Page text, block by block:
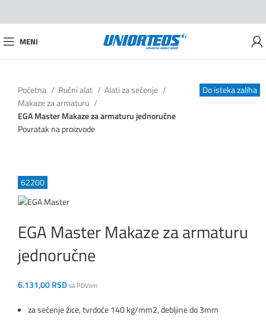
MENI
Početna Ručni alat
Alati za sečenje
Makaze za armaturu
EGA Master Makaze za armaturu jednoručne
Povratak na proizvode
62200
EGA Master Makaze za armaturu
jednoručne
6.131,00RSDsa PDVom
za sečenje žice, tvrdoće 140 kg/mm2, debljine do 3mm
Do isteka zaliha
Do isteka zaliha
Do isteka zaliha
Do isteka zaliha
Do isteka zaliha